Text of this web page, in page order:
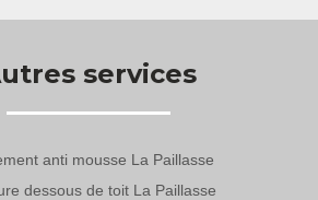
services
anti mousse La Paillasse
dessous de toit La Paillasse